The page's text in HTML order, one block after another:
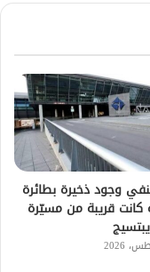
تنفي وجود ذخيرة بطائرة
كانت قريبة من مسيّرة